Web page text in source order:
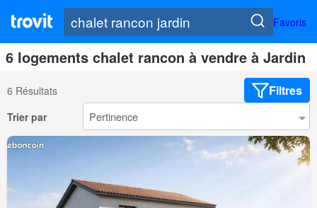
Favoris
6 logements chalet rancon à vendre à Jardin
6 Résultats Filtres
Trier par